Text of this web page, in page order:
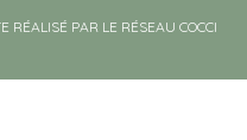
RÉALISÉ PAR LE RÉSEAU COCCI